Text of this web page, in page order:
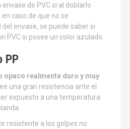
de PVC si al doblarlo
caso de que no se
envase, se puede saber si
PVC si posee un color azulado.
PP
opaco realmente duro y muy
una gran resistencia ante el
expuesto a una temperatura
resistente a los golpes no